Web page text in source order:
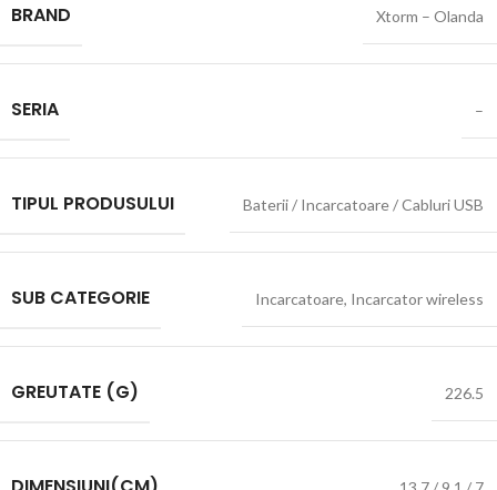
BRAND Xtorm – Olanda
SERIA –
TIPUL PRODUSULUI Baterii / Incarcatoare / Cabluri USB
SUB CATEGORIE Incarcatoare, Incarcator wireless
GREUTATE (G) 226.5